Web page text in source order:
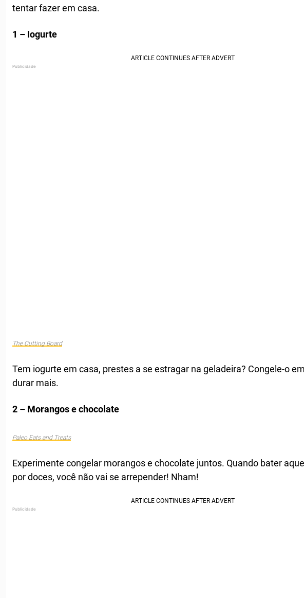
tentar fazer em casa.
1 – Iogurte
The Cutting Board
Tem iogurte em casa, prestes a se estragar na geladeira? Congele-o
durar mais.
2 – Morangos e chocolate
Paleo Eats and Treats
Experimente congelar morangos e chocolate juntos. Quando bater
por doces, você não vai se arrepender! Nham!